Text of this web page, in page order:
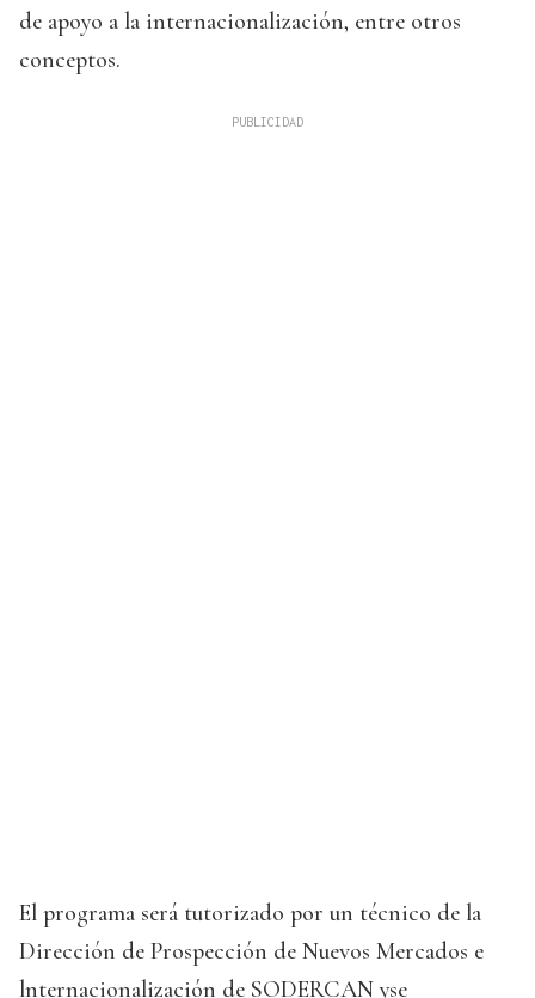
de apoyo a la internacionalización, entre otros
conceptos.
El programa será tutorizado por un técnico de la
Dirección de Prospección de Nuevos Mercados e
lnternacionalización de SODERCAN yse